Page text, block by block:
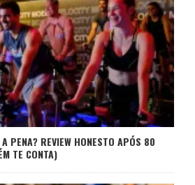
PENA? REVIEW HONESTO APÓS 80
TE CONTA)